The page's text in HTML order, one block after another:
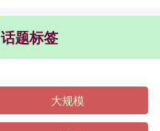
话题标签
大规模